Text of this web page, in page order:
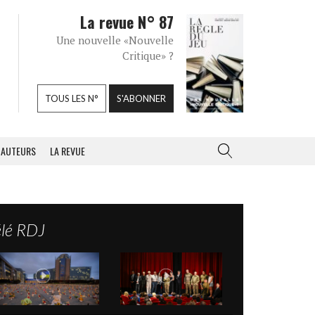
La revue N° 87
Une nouvelle «Nouvelle
Critique» ?
TOUS LES N° S'ABONNER
AUTEURS LA REVUE
RDJ